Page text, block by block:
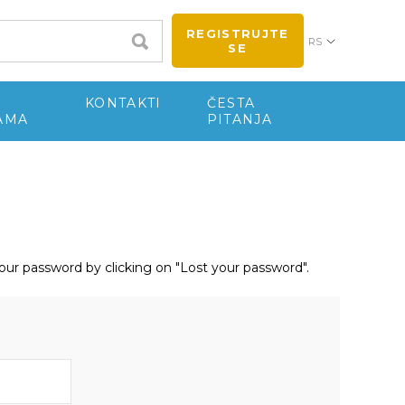
REGISTRUJTE
SE
RS
KONTAKTI
ČESTA
PITANJA
password by clicking on "Lost your password".